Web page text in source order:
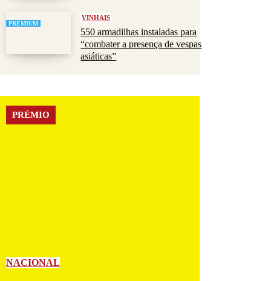
PREMIUM
VINHAIS
550 armadilhas instaladas para
“combater a presença de vespas
asiáticas”
PRÉMIO
NACIONAL